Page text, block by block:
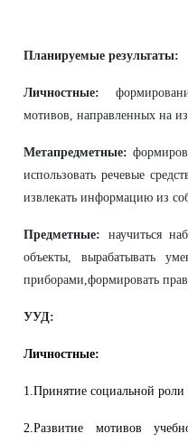
Планируемые результаты:
Личностные:
мотивов, направленных на
Метапредметные:
использовать речевые
извлекать информацию из
Предметные: научиться
объекты, вырабатывать
приборами,формировать
УУД:
Личностные:
1.Принятие социальной роли
2.Развитие мотивов